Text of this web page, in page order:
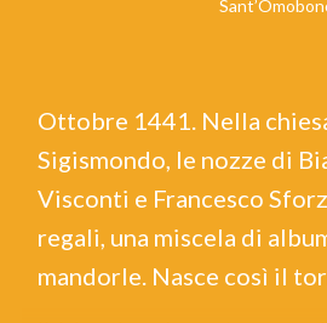
Ottobre 1441. Nella
Sigismondo, le nozze di
Visconti e Francesco
regali, una miscela di
mandorle. Nasce così il